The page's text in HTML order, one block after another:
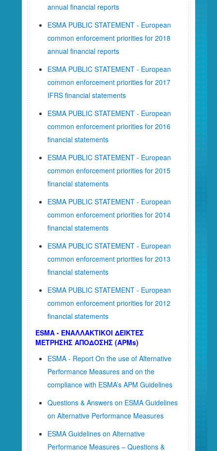
annual financial reports
ESMA PUBLIC STATEMENT - European
common enforcement priorities for 2018
annual financial reports
ESMA PUBLIC STATEMENT - European
common enforcement priorities for 2017
IFRS financial statements
ESMA PUBLIC STATEMENT - European
common enforcement priorities for 2016
financial statements
ESMA PUBLIC STATEMENT - European
common enforcement priorities for 2015
financial statements
ESMA PUBLIC STATEMENT - European
common enforcement priorities for 2014
financial statements
ESMA PUBLIC STATEMENT - European
common enforcement priorities for 2013
financial statements
ESMA PUBLIC STATEMENT - European
common enforcement priorities for 2012
financial statements
ESMA - ΕΝΑΛΛΑΚΤΙΚΟΙ ΔΕΙΚΤΕΣ
ΜΕΤΡΗΣΗΣ ΑΠΟΔΟΣΗΣ (APMs)
ESMA - Report On the use of Alternative
Performance Measures and on the
compliance with ESMA’s APM Guidelines
Questions & Answers on ESMA Guidelines
on Alternative Performance Measures
ESMA Guidelines on Alternative
Performance Measures – Questions &